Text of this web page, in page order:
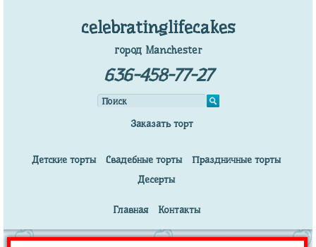
celebratinglifecakes
город Manchester
636-458-77-27
Заказать торт
Детские торты Свадебные торты
Праздничные торты
Десерты
Главная Контакты